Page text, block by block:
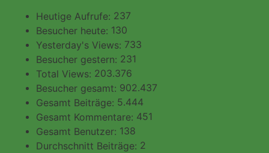
Heutige Aufrufe: 237
Besucher heute: 130
Yesterday's Views: 733
Besucher gestern: 231
Total Views: 203.376
Besucher gesamt: 902.437
Gesamt Beiträge: 5.444
Gesamt Kommentare: 451
Gesamt Benutzer: 138
Durchschnitt Beiträge: 2